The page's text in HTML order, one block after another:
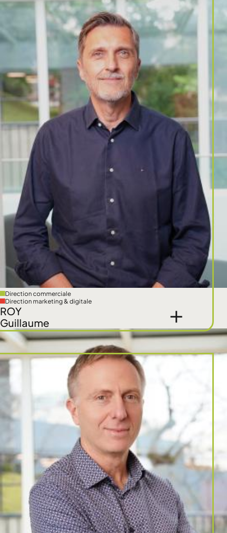
Direction commerciale
Direction marketing & digitale
ROY
Guillaume